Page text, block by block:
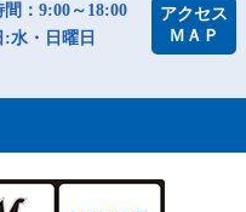
間：9:00～18:00
:水・日曜日
アクセス
ＭＡＰ